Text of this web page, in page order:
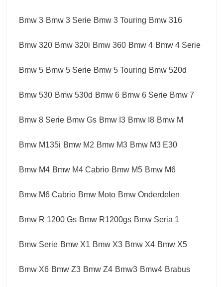
Bmw 3 Bmw 3 Serie Bmw 3 Touring Bmw 316
Bmw 320 Bmw 320i Bmw 360 Bmw 4 Bmw 4 Serie
Bmw 5 Bmw 5 Serie Bmw 5 Touring Bmw 520d
Bmw 530 Bmw 530d Bmw 6 Bmw 6 Serie Bmw 7
Bmw 8 Serie Bmw Gs Bmw I3 Bmw I8 Bmw M
Bmw M135i Bmw M2 Bmw M3 Bmw M3 E30
Bmw M4 Bmw M4 Cabrio Bmw M5 Bmw M6
Bmw M6 Cabrio Bmw Moto Bmw Onderdelen
Bmw R 1200 Gs Bmw R1200gs Bmw Seria 1
Bmw Serie Bmw X1 Bmw X3 Bmw X4 Bmw X5
Bmw X6 Bmw Z3 Bmw Z4 Bmw3 Bmw4 Brabus